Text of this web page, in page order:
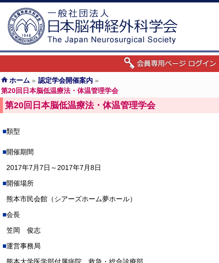
ホーム » 認定学会開催案内 »
第20回日本脳低温療法・体温管理学会
第20回日本脳低温療法・体温管理学会
類型
開催期間
2017年7月7日～2017年7月8日
開催場所
熊本市民会館（シアーズホーム夢ホール）
会長
笠岡 俊志
運営事務局